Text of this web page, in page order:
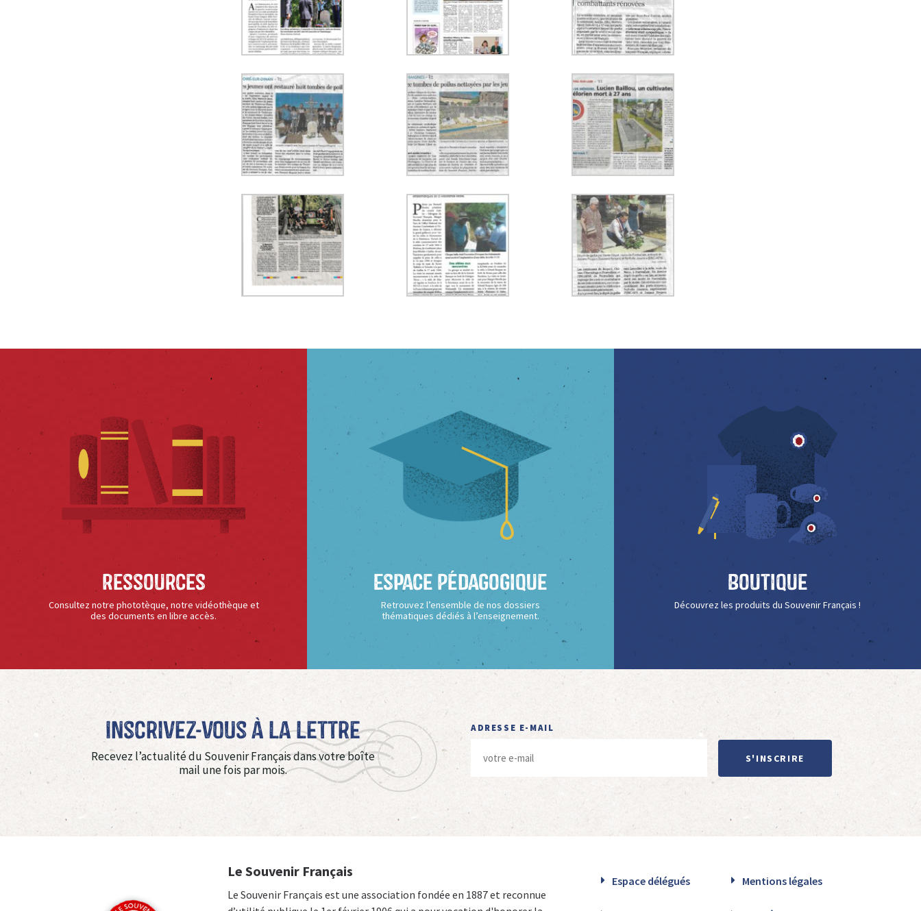
Ressources
Consultez notre phototèque, notre vidéothèque et
des documents en libre accès.
Espace Pédagogique
Retrouvez l’ensemble de nos dossiers
thématiques dédiés à l’enseignement.
Boutique
Découvrez les produits du Souvenir Français !
Inscrivez-vous à La Lettre
Recevez l’actualité du Souvenir Français dans votre boîte
mail une fois par mois.
ADRESSE E-MAIL
S'INSCRIRE
Le Souvenir Français
Le Souvenir Français est une association fondée en 1887 et reconnue
Espace délégués Mentions légales